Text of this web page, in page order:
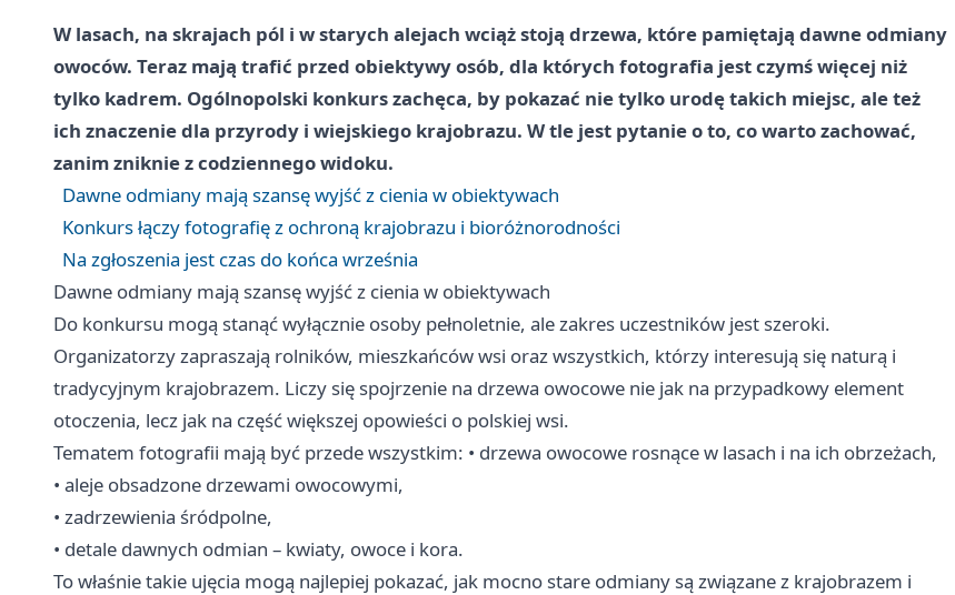
W lasach, na skrajach pól i w starych alejach wciąż stoją drzewa, które pamiętają dawne odmiany
owoców. Teraz mają trafić przed obiektywy osób, dla których fotografia jest czymś więcej niż
tylko kadrem. Ogólnopolski konkurs zachęca, by pokazać nie tylko urodę takich miejsc, ale też
ich znaczenie dla przyrody i wiejskiego krajobrazu. W tle jest pytanie o to, co warto zachować,
zanim zniknie z codziennego widoku.
Dawne odmiany mają szansę wyjść z cienia w obiektywach
Konkurs łączy fotografię z ochroną krajobrazu i bioróżnorodności
Na zgłoszenia jest czas do końca września
Dawne odmiany mają szansę wyjść z cienia w obiektywach
Do konkursu mogą stanąć wyłącznie osoby pełnoletnie, ale zakres uczestników jest szeroki.
Organizatorzy zapraszają rolników, mieszkańców wsi oraz wszystkich, którzy interesują się naturą i
tradycyjnym krajobrazem. Liczy się spojrzenie na drzewa owocowe nie jak na przypadkowy element
otoczenia, lecz jak na część większej opowieści o polskiej wsi.
Tematem fotografii mają być przede wszystkim: • drzewa owocowe rosnące w lasach i na ich obrzeżach,
• aleje obsadzone drzewami owocowymi,
• zadrzewienia śródpolne,
• detale dawnych odmian – kwiaty, owoce i kora.
To właśnie takie ujęcia mogą najlepiej pokazać, jak mocno stare odmiany są związane z krajobrazem i